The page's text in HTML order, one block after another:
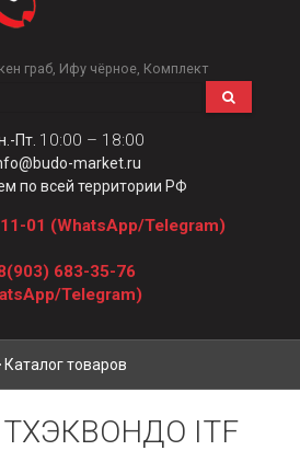
граб Ифу чёрное Комплект
Пт. 10:00 – 18:00
market.ru
по всей территории РФ
01 (WhatsApp/Telegram)
683-35-76
Telegram)
Каталог товаров
ITF